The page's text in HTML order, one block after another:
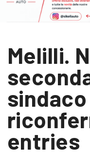
Melilli.
entries